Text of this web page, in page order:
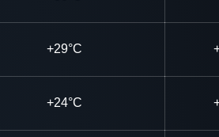
+29°C
+24°C